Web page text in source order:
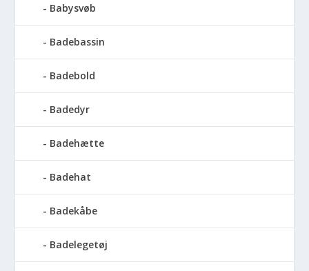
Babysvøb
Badebassin
Badebold
Badedyr
Badehætte
Badehat
Badekåbe
Badelegetøj